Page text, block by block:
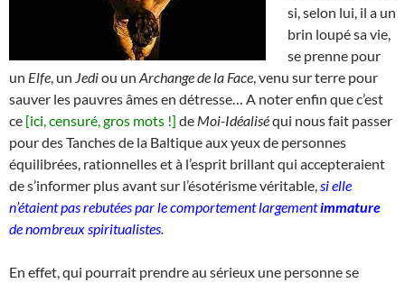
si, selon lui, il a un
brin loupé sa vie,
se prenne pour
un Elfe , un Jediou un Archange de la Face , venu sur terre pour
sauver les pauvres âmes en détresse… A noter enfin que c’est
ce [ici, censuré, gros mots !] de Moi-Idéaliséqui nous fait passer
pour des Tanches de la Baltique aux yeux de personnes
équilibrées, rationnelles et à l’esprit brillant qui accepteraient
de s’informer plus avant sur l’ésotérisme véritable, si elle
n’étaient pas rebutées par le comportement largementimmature
de nombreux spiritualistes
En effet, qui pourrait prendre au sérieux une personne se